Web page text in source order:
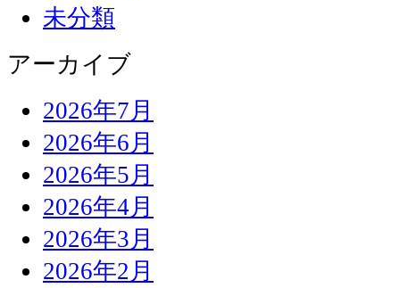
未分類
アーカイブ
2026年7月
2026年6月
2026年5月
2026年4月
2026年3月
2026年2月